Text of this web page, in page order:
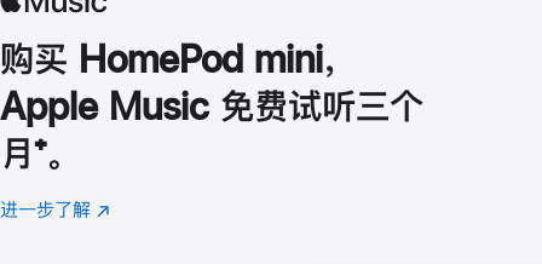
购买 HomePod mini，
Apple Music 免费试听三个
月 脚
注
⁺。
进一步了解 Apple
(在